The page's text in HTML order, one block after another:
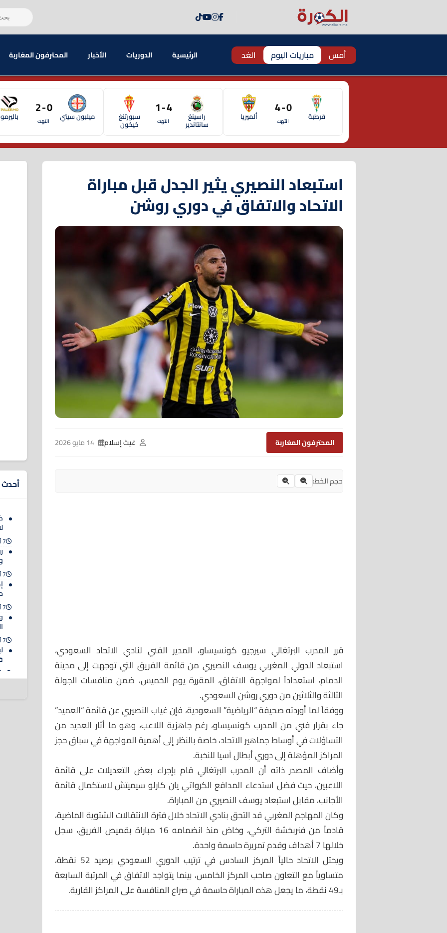
أمس مباريات اليوم الغد الرئيسية الدوريات الأخبار المحترفون المغاربة
قرطبة 0 - 4
انتهت ألميريا راسينغ
سانتاندير
4 - 1
انتهت سبورتنغ
خيخون
ميلبون سيتي 0 - 2
انتهت باليرمو
استبعاد النصيري يثير الجدل قبل مباراة
الاتحاد والاتفاق في دوري روشن
المحترفون المغاربة غيث إسلام
حجم الخط:
قرر المدرب البرتغالي سيرجيو كونسيساو، المدير الفني لنادي الاتحاد السعودي،
استبعاد الدولي المغربي يوسف النصيري من قائمة الفريق التي توجهت إلى مدينة
الدمام، استعداداً لمواجهة الاتفاق، المقررة يوم الخميس، ضمن منافسات الجولة
الثالثة والثلاثين من دوري روشن السعودي.
ووفقاً لما أوردته صحيفة “الرياضية” السعودية، فإن غياب النصيري عن قائمة “العميد”
جاء بقرار فني من المدرب كونسيساو، رغم جاهزية اللاعب، وهو ما أثار العديد من
التساؤلات في أوساط جماهير الاتحاد، خاصة بالنظر إلى أهمية المواجهة في سباق حجز
المراكز المؤهلة إلى دوري أبطال آسيا للنخبة.
وأضاف المصدر ذاته أن المدرب البرتغالي قام بإجراء بعض التعديلات على قائمة
اللاعبين، حيث فضل استدعاء المدافع الكرواتي يان كارلو سيميتش لاستكمال قائمة
الأجانب، مقابل استبعاد يوسف النصيري من المباراة.
وكان المهاجم المغربي قد التحق بنادي الاتحاد خلال فترة الانتقالات الشتوية الماضية،
قادماً من فنربخشة التركي، وخاض منذ انضمامه 16 مباراة بقميص الفريق، سجل
خلالها 7 أهداف وقدم تمريرة حاسمة واحدة.
ويحتل الاتحاد حالياً المركز السادس في ترتيب الدوري السعودي برصيد 52 نقطة،
متساوياً مع التعاون صاحب المركز الخامس، بينما يتواجد الاتفاق في المرتبة السابعة
بـ49 نقطة، ما يجعل هذه المباراة حاسمة في صراع المنافسة على المراكز القارية.
أحدث
7 أغسطس 2026
7 أغسطس 2026
7 أغسطس 2026
7 أغسطس 2026